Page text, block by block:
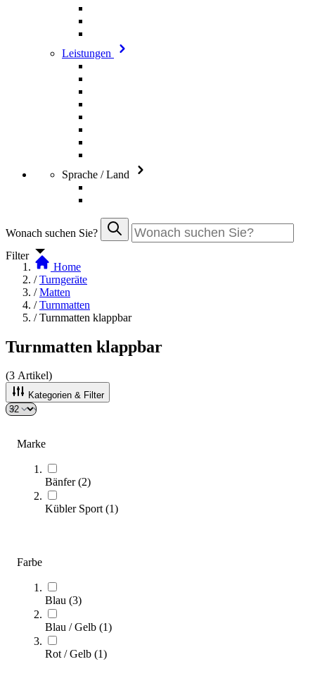
Leistungen
Sprache / Land
Wonach suchen Sie?
Filter
Marke
Bänfer(2)
Kübler Sport (1)
Farbe
Blau (3)
Blau / Gelb (1)
Rot / Gelb (1)
Home
/ Turngeräte
/ Matten
/ Turnmatten
/ Turnmatten klappbar
Turnmatten klappbar
(3 Artikel)
Kategorien & Filter
Faltmatte
ab 356,00 €
Zum Produkt